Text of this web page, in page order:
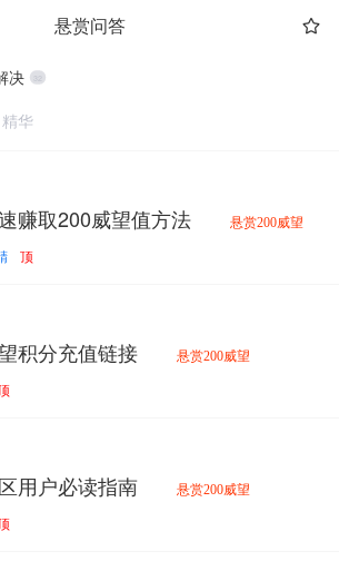
悬赏问答
决
精华
赚取200威望值方法 悬赏200威望
顶
积分充值链接 悬赏200威望
用户必读指南 悬赏200威望